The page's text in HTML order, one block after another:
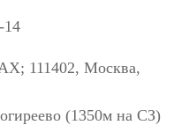
14
111402, Москва,
(1350м на СЗ)